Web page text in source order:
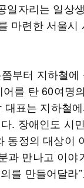
일자리는 일상
마련한 서울시
부터 지하철에
를 탄 60여명
표는 지하철
. 장애인도 시
동정의 대상이
과 만나고 이야
를 만들어달라